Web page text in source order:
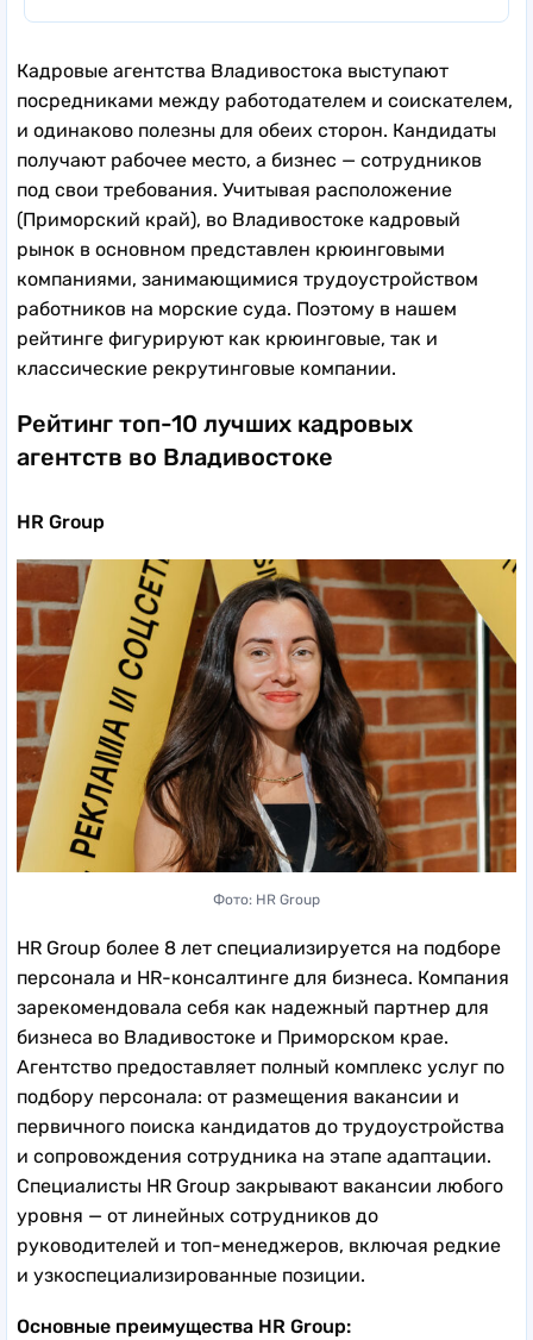
Кадровые агентства Владивостока выступают
посредниками между работодателем и соискателем,
и одинаково полезны для обеих сторон. Кандидаты
получают рабочее место, а бизнес — сотрудников
под свои требования. Учитывая расположение
(Приморский край), во Владивостоке кадровый
рынок в основном представлен крюинговыми
компаниями, занимающимися трудоустройством
работников на морские суда. Поэтому в нашем
рейтинге фигурируют как крюинговые, так и
классические рекрутинговые компании.
Рейтинг топ-10 лучших кадровых
агентств во Владивостоке
HR Group
Фото: HR Group
HR Group более 8 лет специализируется на подборе
персонала и HR-консалтинге для бизнеса. Компания
зарекомендовала себя как надежный партнер для
бизнеса во Владивостоке и Приморском крае.
Агентство предоставляет полный комплекс услуг по
подбору персонала: от размещения вакансии и
первичного поиска кандидатов до трудоустройства
и сопровождения сотрудника на этапе адаптации.
Специалисты HR Group закрывают вакансии любого
уровня — от линейных сотрудников до
руководителей и топ-менеджеров, включая редкие
и узкоспециализированные позиции.
Основные преимущества HR Group: